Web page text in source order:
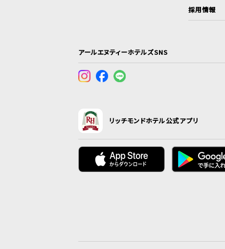
採用情報
アールエヌティーホテルズSNS
リッチモンドホテル公式アプリ